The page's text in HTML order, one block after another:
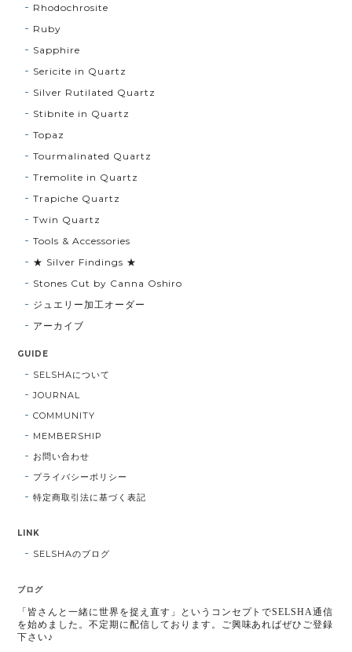
Rhodochrosite
Ruby
Sapphire
Sericite in Quartz
Silver Rutilated Quartz
Stibnite in Quartz
Topaz
Tourmalinated Quartz
Tremolite in Quartz
Trapiche Quartz
Twin Quartz
Tools & Accessories
★ Silver Findings ★
Stones Cut by Canna Oshiro
ジュエリー加工オーダー
アーカイブ
GUIDE
SELSHAについて
JOURNAL
COMMUNITY
MEMBERSHIP
お問い合わせ
プライバシーポリシー
特定商取引法に基づく表記
LINK
SELSHAのブログ
ブログ
「皆さんと一緒に世界を捉え直す」というコンセプトでSELSHA通信
を始めました。不定期に配信しております。ご興味あればぜひご登録
下さい♪